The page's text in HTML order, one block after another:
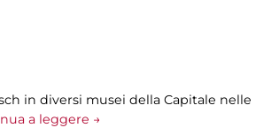
in diversi musei della Capitale nelle
a leggere →